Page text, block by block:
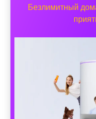
Безлимитный